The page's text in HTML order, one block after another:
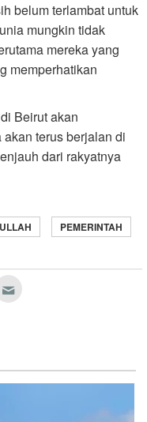
belum terlambat untuk
mungkin tidak
mereka yang
memperhatikan
Beirut akan
terus berjalan di
dari rakyatnya
PEMERINTAH